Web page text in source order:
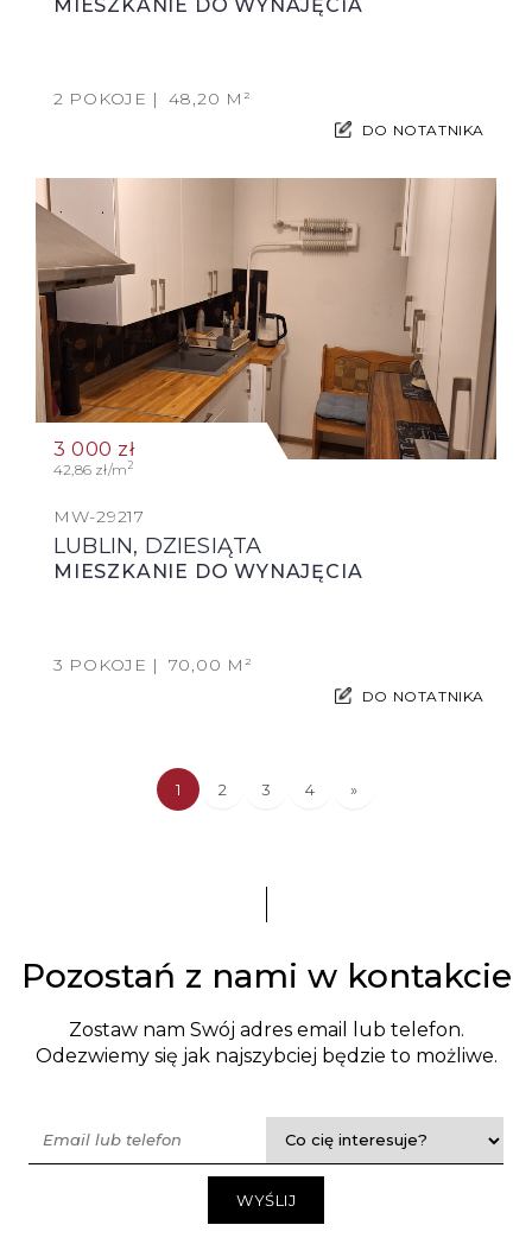
MIESZKANIE DO WYNAJĘCIA
2 POKOJE 48,20 M²
DO NOTATNIKA
MW-29217
LUBLIN, DZIESIĄTA
MIESZKANIE DO WYNAJĘCIA
3 POKOJE 70,00 M²
3 000 zł
42,86 zł/m2
DO NOTATNIKA
1 2 3 4 »
Pozostań z nami w kontakcie
Zostaw nam Swój adres email lub telefon.
Odezwiemy się jak najszybciej będzie to możliwe.
WYŚLIJ